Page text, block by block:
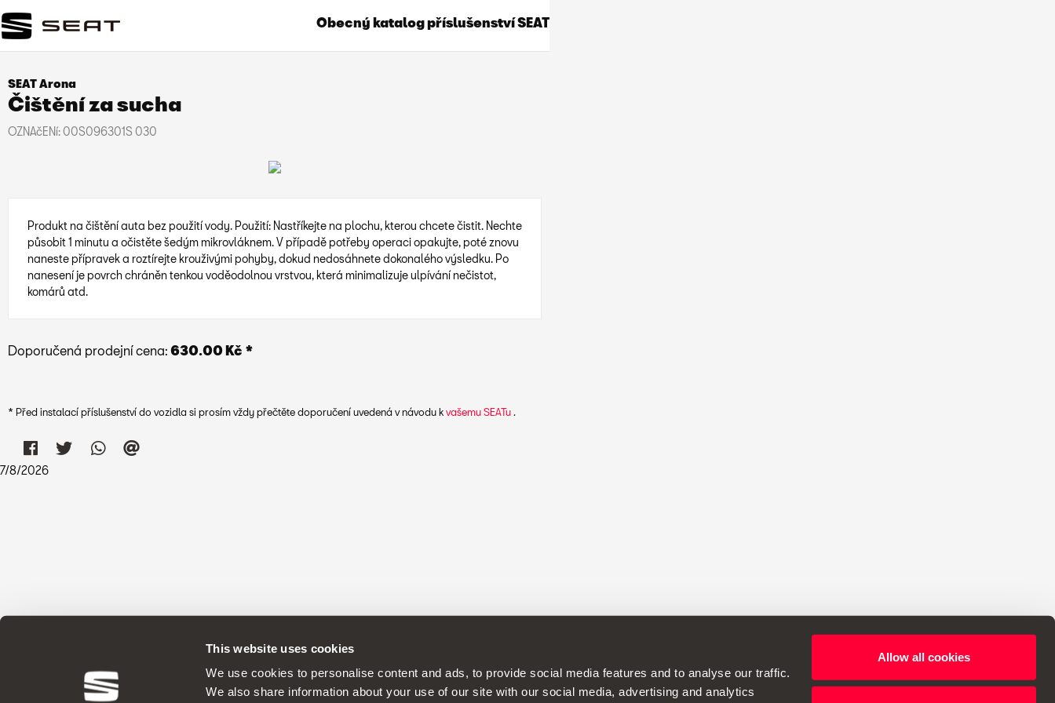
This website uses cookies
We use cookies to personalise content and ads, to provide social media features and to analyse our traffic.
We also share information about your use of our site with our social media, advertising and analytics
Allow all cookies
Obecný katalog příslušenství SEAT
SEAT Arona
Čištění za sucha
OZNAčENí: 00S096301S 030
Produkt na čištění auta bez použití vody. Použití: Nastříkejte na plochu, kterou chcete čistit. Nechte
působit 1 minutu a očistěte šedým mikrovláknem. V případě potřeby operaci opakujte, poté znovu
naneste přípravek a roztírejte krouživými pohyby, dokud nedosáhnete dokonalého výsledku. Po
nanesení je povrch chráněn tenkou voděodolnou vrstvou, která minimalizuje ulpívání nečistot,
komárů atd.
Doporučená prodejní cena: 630.00 Kč *
* Před instalací příslušenství do vozidla si prosím vždy přečtěte doporučení uvedená v návodu kvašemu SEATu.
7/8/2026